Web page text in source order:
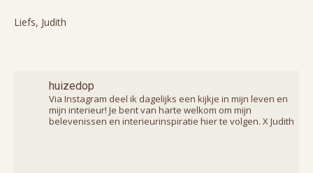
Liefs, Judith
huizedop
Via Instagram deel ik dagelijks een kijkje in mijn leven en
mijn interieur! Je bent van harte welkom om mijn
belevenissen en interieurinspiratie hier te volgen. X Judith